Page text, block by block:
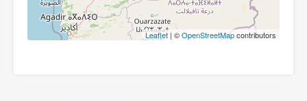
Leaflet | ©OpenStreetMapcontributors